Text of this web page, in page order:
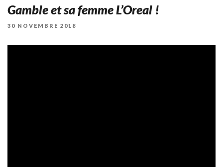
Gamble et sa femme L’Oreal !
PUBLIÉ
30 NOVEMBRE 2018